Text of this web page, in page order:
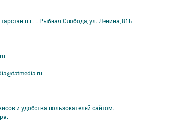
п.г.т. Рыбная Слобода, ул. Ленина, 81Б
и удобства пользователей сайтом.